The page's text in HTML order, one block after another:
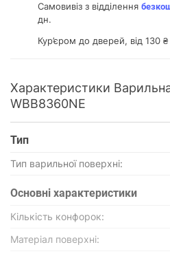
Самовивіз з відділення
дн.
Кур’єром до дверей, від 130
Характеристики
WBB8360NE
Тип
Тип варильної поверхні:
Основнi характеристики
Кількість конфорок:
Матеріал поверхні: